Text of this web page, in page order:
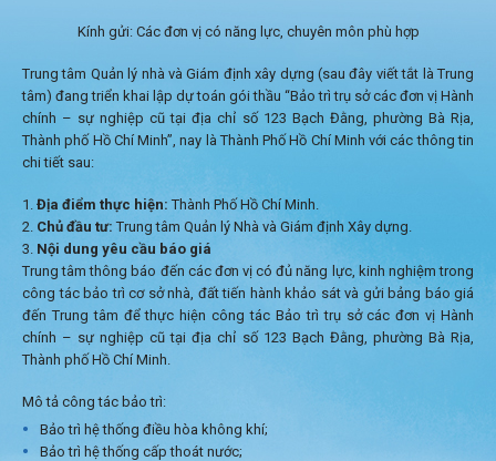
Kính gửi: Các đơn vị có năng lực, chuyên môn phù hợp
Trung tâm Quản lý nhà và Giám định xây dựng (sau đây viết tắt là Trung
tâm) đang triển khai lập dự toán gói thầu “Bảo trì trụ sở các đơn vị Hành
chính – sự nghiệp cũ tại địa chỉ số 123 Bạch Đằng, phường Bà Rịa,
Thành phố Hồ Chí Minh”, nay là Thành Phố Hồ Chí Minh với các thông tin
chi tiết sau:
Địa điểm thực hiện: Thành Phố Hồ Chí Minh.
Chủ đầu tư: Trung tâm Quản lý Nhà và Giám định Xây dựng.
Nội dung yêu cầu báo giá
Trung tâm thông báo đến các đơn vị có đủ năng lực, kinh nghiệm trong
công tác bảo trì cơ sở nhà, đất tiến hành khảo sát và gửi bảng báo giá
đến Trung tâm để thực hiện công tác Bảo trì trụ sở các đơn vị Hành
chính – sự nghiệp cũ tại địa chỉ số 123 Bạch Đằng, phường Bà Rịa,
Thành phố Hồ Chí Minh.
Mô tả công tác bảo trì:
Bảo trì hệ thống điều hòa không khí;
Bảo trì hệ thống cấp thoát nước;